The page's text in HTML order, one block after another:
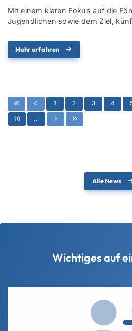
Mit einem klaren Fokus auf die
Jugendlichen sowie dem Ziel,
Mehr erfahren
1 2 3 4
10 …
Alle News
Wichtiges auf